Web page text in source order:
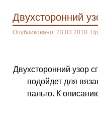
Двухсторонний
Опубликовано: 23.03.2018.
Двухсторонний узор
подойдет для
пальто. К